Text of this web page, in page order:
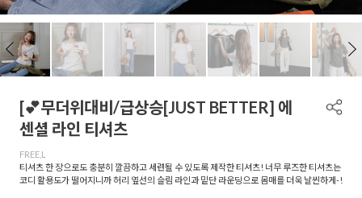
[💕무더위대비/급상승[JUST BETTER] 에
센셜 라인 티셔츠
FREE,L
티셔츠 한 장으로도 충분히 깔끔하고 세련될 수 있도록 제작한 티셔츠! 너무 루즈한 티셔츠는
코디 활용도가 떨어지니까 허리 옆선의 슬림 라인과 밑단 라운딩으로 몸매를 더욱 날씬하게-!